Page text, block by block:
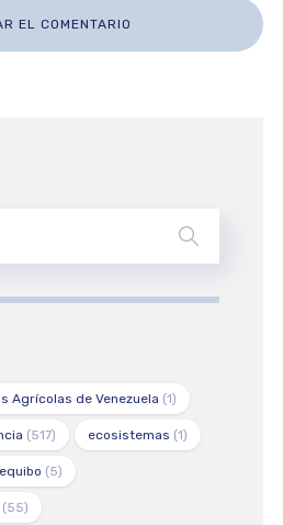
Agrícolas de Venezuela (1)
(517) ecosistemas (1)
(5)
(55)